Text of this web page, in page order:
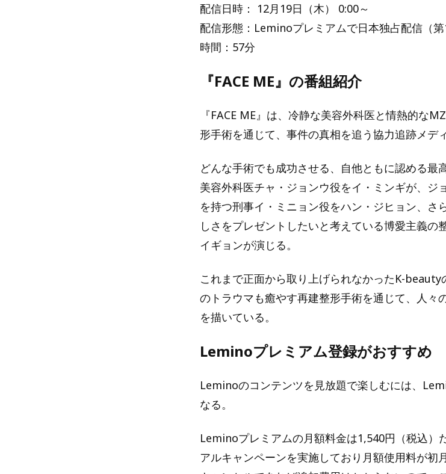
配信日時： 12月19日（木） 0:00～
配信形態：Leminoプレミアムで日本独占配信（第
時間：57分
『FACE ME』の番組紹介
『FACE ME』は、冷静な美容外科医と情熱的な
形手術を通じて、事件の真相を追う協力追跡メデ
どんな手術でも成功させる、自他ともに認める最
美容外科医チャ・ジョンウ役をイ・ミンギが、ジ
を持つ刑事イ・ミニョン役をハン・ジヒョン、さ
しさをプレゼントしたいと考えている博愛主義の
イギョンが演じる。
これまで正面から取り上げられなかったK-
のトラウマも癒やす再建整形手術を通じて、人々
を描いている。
Leminoプレミアム登録がおすすめ
Leminoのコンテンツを見放題で楽しむには、
なる。
Leminoプレミアムの月額料金は1,540円（税込）
アルキャンペーンを実施しており月額使用料が初